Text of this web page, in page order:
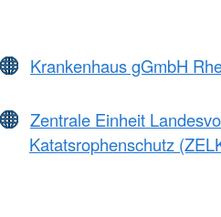
Krankenhaus gGmbH
Zentrale Einheit
Katatsrophenschutz